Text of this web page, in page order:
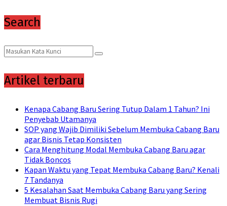
Search
Search
for:
Search
Artikel terbaru
Kenapa Cabang Baru Sering Tutup Dalam 1 Tahun? Ini
Penyebab Utamanya
SOP yang Wajib Dimiliki Sebelum Membuka Cabang Baru
agar Bisnis Tetap Konsisten
Cara Menghitung Modal Membuka Cabang Baru agar
Tidak Boncos
Kapan Waktu yang Tepat Membuka Cabang Baru? Kenali
7 Tandanya
5 Kesalahan Saat Membuka Cabang Baru yang Sering
Membuat Bisnis Rugi